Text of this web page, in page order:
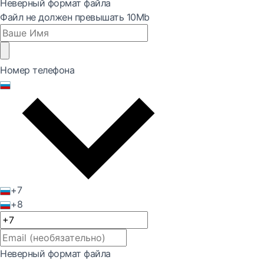
Неверный формат файла
Файл не должен превышать 10Mb
Номер телефона
+7
+8
Неверный формат файла